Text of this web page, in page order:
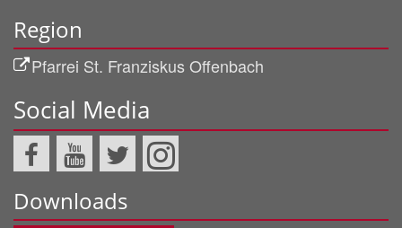
Region
Pfarrei St. Franziskus Offenbach
Social Media
Downloads